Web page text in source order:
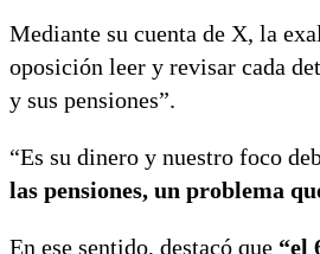
Mediante su cuenta de X, la
oposición leer y revisar cada
y sus pensiones”.
“Es su dinero y nuestro foco
las pensiones, un problema
En ese sentido, destacó que “el